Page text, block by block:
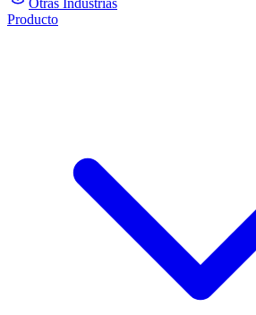
Otras Industrias
Producto